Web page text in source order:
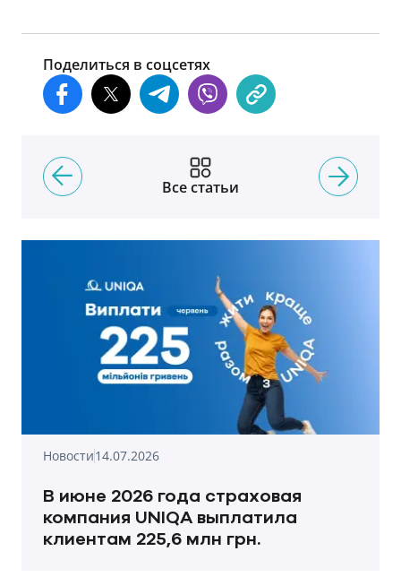
Поделиться в соцсетях
Все статьи
Новости14.07.2026
В июне 2026 года страховая
компания UNIQA выплатила
клиентам 225,6 млн грн.